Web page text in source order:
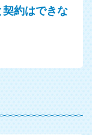
約はできな